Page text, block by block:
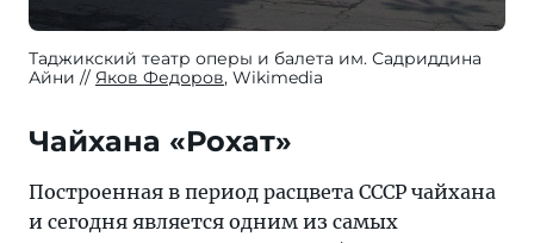
Таджикский театр оперы и балета им. Садриддина
Айни
Яков Федоров, Wikimedia
Чайхана «Рохат»
Построенная в период расцвета СССР чайхана
и сегодня является одним из самых